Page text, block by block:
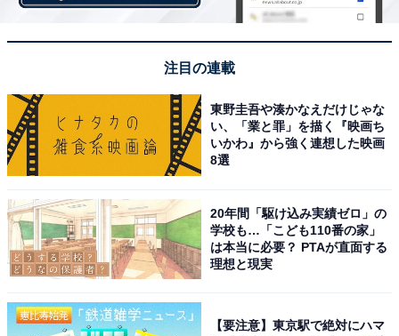
ちにAll About ニュースチームのメンバーに加入。現在は旅行・カル
チャー・エンタメなどを中心に企画編集を担当。東京都出身。居酒
屋巡りとスポーツ観戦が生きがい。
注目の連載
東野圭吾や湊かなえだけじゃな
い、「業と罪」を描く『映画ち
いかわ』から強く連想した映画
8選
20年間「駆け込み実績ゼロ」の
学校も…「こども110番の家」
は本当に必要？ PTAが直面する
理想と現実
【要注意】東京駅で絶対にハマ